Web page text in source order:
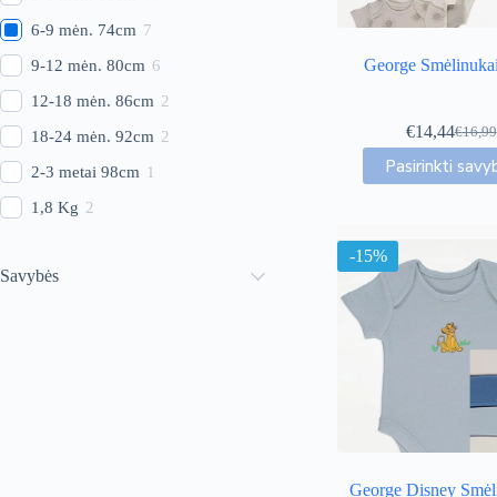
George
€16,99
Original
price
was:
€14,44Current
price
is:
PasirinktiThis
The
options
may
chosen
on
the
-15%
George Disney
6-9 mėn. 74cm 7
9-12 mėn. 80cm 6
12-18 mėn. 86cm 2
18-24 mėn. 92cm 2
2-3 metai 98cm 1
1,8 Kg 2
Savybės